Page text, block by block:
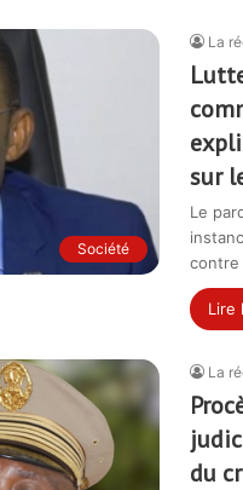
Société
La
sur
Le
Lire
La
du